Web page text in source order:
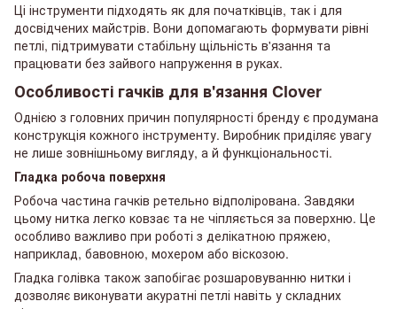
Ці інструменти підходять як для початківців, так і для
досвідчених майстрів. Вони допомагають формувати рівні
петлі, підтримувати стабільну щільність в'язання та
працювати без зайвого напруження в руках.
Особливості гачків для в'язання Clover
Однією з головних причин популярності бренду є продумана
конструкція кожного інструменту. Виробник приділяє увагу
не лише зовнішньому вигляду, а й функціональності.
Гладка робоча поверхня
Робоча частина гачків ретельно відполірована. Завдяки
цьому нитка легко ковзає та не чіпляється за поверхню. Це
особливо важливо при роботі з делікатною пряжею,
наприклад, бавовною, мохером або віскозою.
Гладка голівка також запобігає розшаровуванню нитки і
дозволяє виконувати акуратні петлі навіть у складних